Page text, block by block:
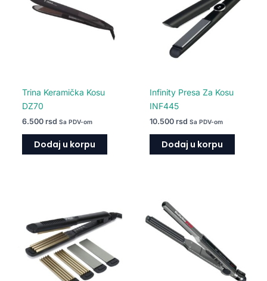
Trina Keramička Kosu
DZ70
6.500 rsd Sa PDV-om
Dodaj u korpu
Infinity Presa Za Kosu
INF445
10.500 rsd Sa PDV-om
Dodaj u korpu